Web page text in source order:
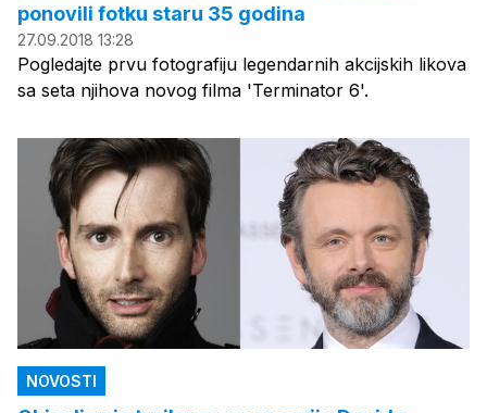
ponovili fotku staru 35 godina
27.09.2018 13:28
Pogledajte prvu fotografiju legendarnih akcijskih likova
sa seta njihova novog filma 'Terminator 6'.
NOVOSTI